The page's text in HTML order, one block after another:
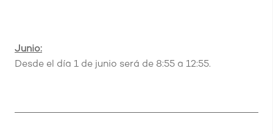
Junio:
Desde el día 1 de junio será de 8:55 a 12:55.